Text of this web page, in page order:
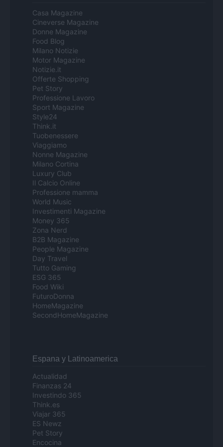
Casa Magazine
Cineverse Magazine
Donne Magazine
Food Blog
Milano Notizie
Motor Magazine
Notizie.it
Offerte Shopping
Pet Story
Professione Lavoro
Sport Magazine
Style24
Think.it
Tuobenessere
Viaggiamo
Nonne Magazine
Milano Cortina
Luxury Club
Il Calcio Online
Professione mamma
World Music
Investimenti Magazine
Money 365
Zona Nerd
B2B Magazine
People Magazine
Day Travel
Tutto Gaming
ESG 365
Food Wiki
FuturoDonna
HomeMagazine
SecondHomeMagazine
Espana y Latinoamerica
Actualidad
Finanzas 24
Investindo 365
Think.es
Viajar 365
ES Newz
Pet Story
Encocina